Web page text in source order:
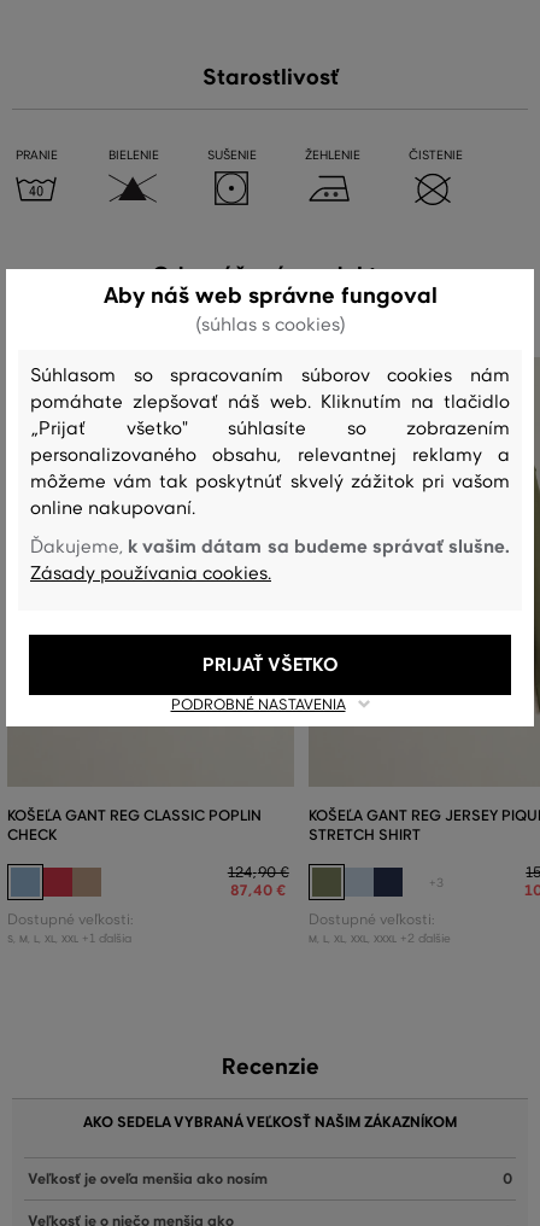
Starostlivosť
PRANIE BIELENIE SUŠENIE ŽEHLENIE ČISTENIE
Odporúčané produkty
KOŠEĽA GANT REG CLASSIC POPLIN
CHECK
124,90 €
87,40 €
Dostupné veľkosti:
S M L XL XXL +1 ďalšia
KOŠEĽA GANT REG JERSEY
STRETCH SHIRT
+3
Dostupné veľkosti:
M L XL XXL XXXL +2 ďalšie
Recenzie
AKO SEDELA VYBRANÁ VEĽKOSŤ NAŠIM ZÁKAZNÍKOM
Veľkosť je oveľa menšia ako nosím 0
Veľkosť je o niečo menšia ako
Aby náš web správne fungoval
(súhlas s cookies)
Súhlasom so spracovaním súborov cookies nám
pomáhate zlepšovať náš web. Kliknutím na tlačidlo
„Prijať všetko" súhlasíte so zobrazením
personalizovaného obsahu, relevantnej reklamy a
môžeme vám tak poskytnúť skvelý zážitok pri vašom
online nakupovaní.
Ďakujeme, k vašim dátam sa budeme správať slušne.
Zásady používania cookies.
PODROBNÉ NASTAVENIA
PRIJAŤ VŠETKO